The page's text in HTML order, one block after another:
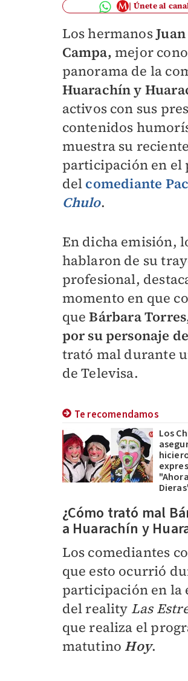
Únete al
Los hermanos
Campa, mejor
panorama de la
Huarachín y
activos con sus
contenidos
muestra su reciente
participación en el
del comediante
Chulo.
En dicha emisión,
hablaron de su
profesional,
momento en que
queBárbara
por su personaje
trató mal durante
de Televisa.
Te recomendamos
Los
¿Cómo trató mal
a Huarachín y
Los comediantes
que esto ocurrió
participación en la
del reality Las
que realiza el
matutino Hoy.